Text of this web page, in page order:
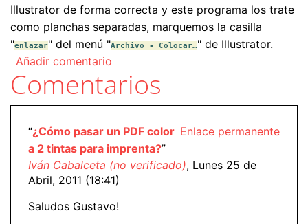
Illustrator de forma correcta y este programa los trate
como planchas separadas, marquemos la casilla
"enlazar" del menú "Archivo - Colocar…" de Illustrator.
Añadir comentario
Comentarios
Enlace permanente
“¿Cómo pasar un PDF color
a 2 tintas para imprenta?”
Iván Cabalceta (no verificado), Lunes 25 de
Abril, 2011 (18:41)
Saludos Gustavo!